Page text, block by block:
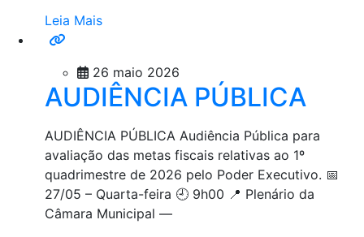
Leia Mais
26 maio 2026
AUDIÊNCIA PÚBLICA
AUDIÊNCIA PÚBLICA Audiência Pública para
avaliação das metas fiscais relativas ao 1º
quadrimestre de 2026 pelo Poder Executivo. 📅
27/05 – Quarta-feira 🕘 9h00 📍 Plenário da
Câmara Municipal —